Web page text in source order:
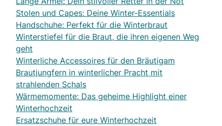
Stolen und Capes: Deine Winter-Essentials
Handschuhe: Perfekt für die Winterbraut
Winterstiefel für die Braut, die ihren eigenen Weg
geht
Winterliche Accessoires für den Bräutigam
Brautjungfern in winterlicher Pracht mit
strahlenden Schals
Wärmemomente: Das geheime Highlight einer
Winterhochzeit
Ersatzschuhe für eure Winterhochzeit